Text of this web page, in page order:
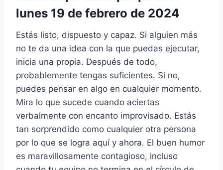
lunes 19 de febrero de 2024
Estás listo, dispuesto y capaz. Si alguien más
no te da una idea con la que puedas ejecutar,
inicia una propia. Después de todo,
probablemente tengas suficientes. Si no,
puedes pensar en algo en cualquier momento.
Mira lo que sucede cuando aciertas
verbalmente con encanto improvisado. Estás
tan sorprendido como cualquier otra persona
por lo que se logra aquí y ahora. El buen humor
es maravillosamente contagioso, incluso